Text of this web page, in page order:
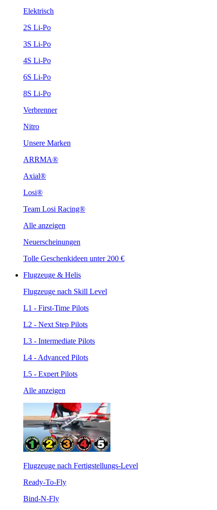
Elektrisch
2S Li-Po
3S Li-Po
4S Li-Po
6S Li-Po
8S Li-Po
Verbrenner
Nitro
Unsere Marken
ARRMA®
Axial®
Losi®
Team Losi Racing®
Alle anzeigen
Neuerscheinungen
Tolle Geschenkideen unter 200 €
Flugzeuge & Helis
Flugzeuge nach Skill Level
L1 - First-Time Pilots
L2 - Next Step Pilots
L3 - Intermediate Pilots
L4 - Advanced Pilots
L5 - Expert Pilots
Alle anzeigen
Flugzeuge nach Fertigstellungs-Level
Ready-To-Fly
Bind-N-Fly